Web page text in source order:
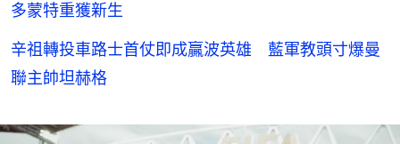
多蒙特重獲新生
辛祖轉投車路士首仗即成贏波英雄 藍軍教頭寸爆曼
聯主帥坦赫格